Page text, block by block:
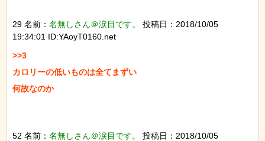
29 名前： 名無しさん＠涙目です。
投稿日：2018/10/05
19:34:01 ID:YAoyT0160.net
>>3
カロリーの低いものは全てまずい
何故なのか
52 名前： 名無しさん＠涙目です。
投稿日：2018/10/05